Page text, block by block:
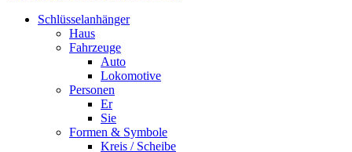
Schlüsselanhänger
Haus
Fahrzeuge
Auto
Lokomotive
Personen
Er
Sie
Formen & Symbole
Kreis / Scheibe